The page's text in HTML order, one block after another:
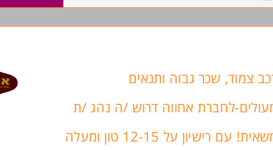
דרישות:
הגעה עצמאית לגן נר (ליד עפולה).
משרות ומידע על טי.סי. מערכות חשמל בע"מ >
צמוד, שכר גבוה ותנאים
לחברת אחווה דרוש /ה נהג /ת
עם רישיון על 12-15 טון ומעלה